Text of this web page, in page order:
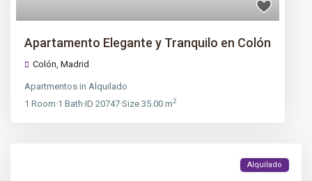
Apartamento Elegante y Tranquilo en Colón
Colón,Madrid
Apartmentos inAlquilado
1 Room·1 Bath·ID20747·Size35.00 m2
Alquilado